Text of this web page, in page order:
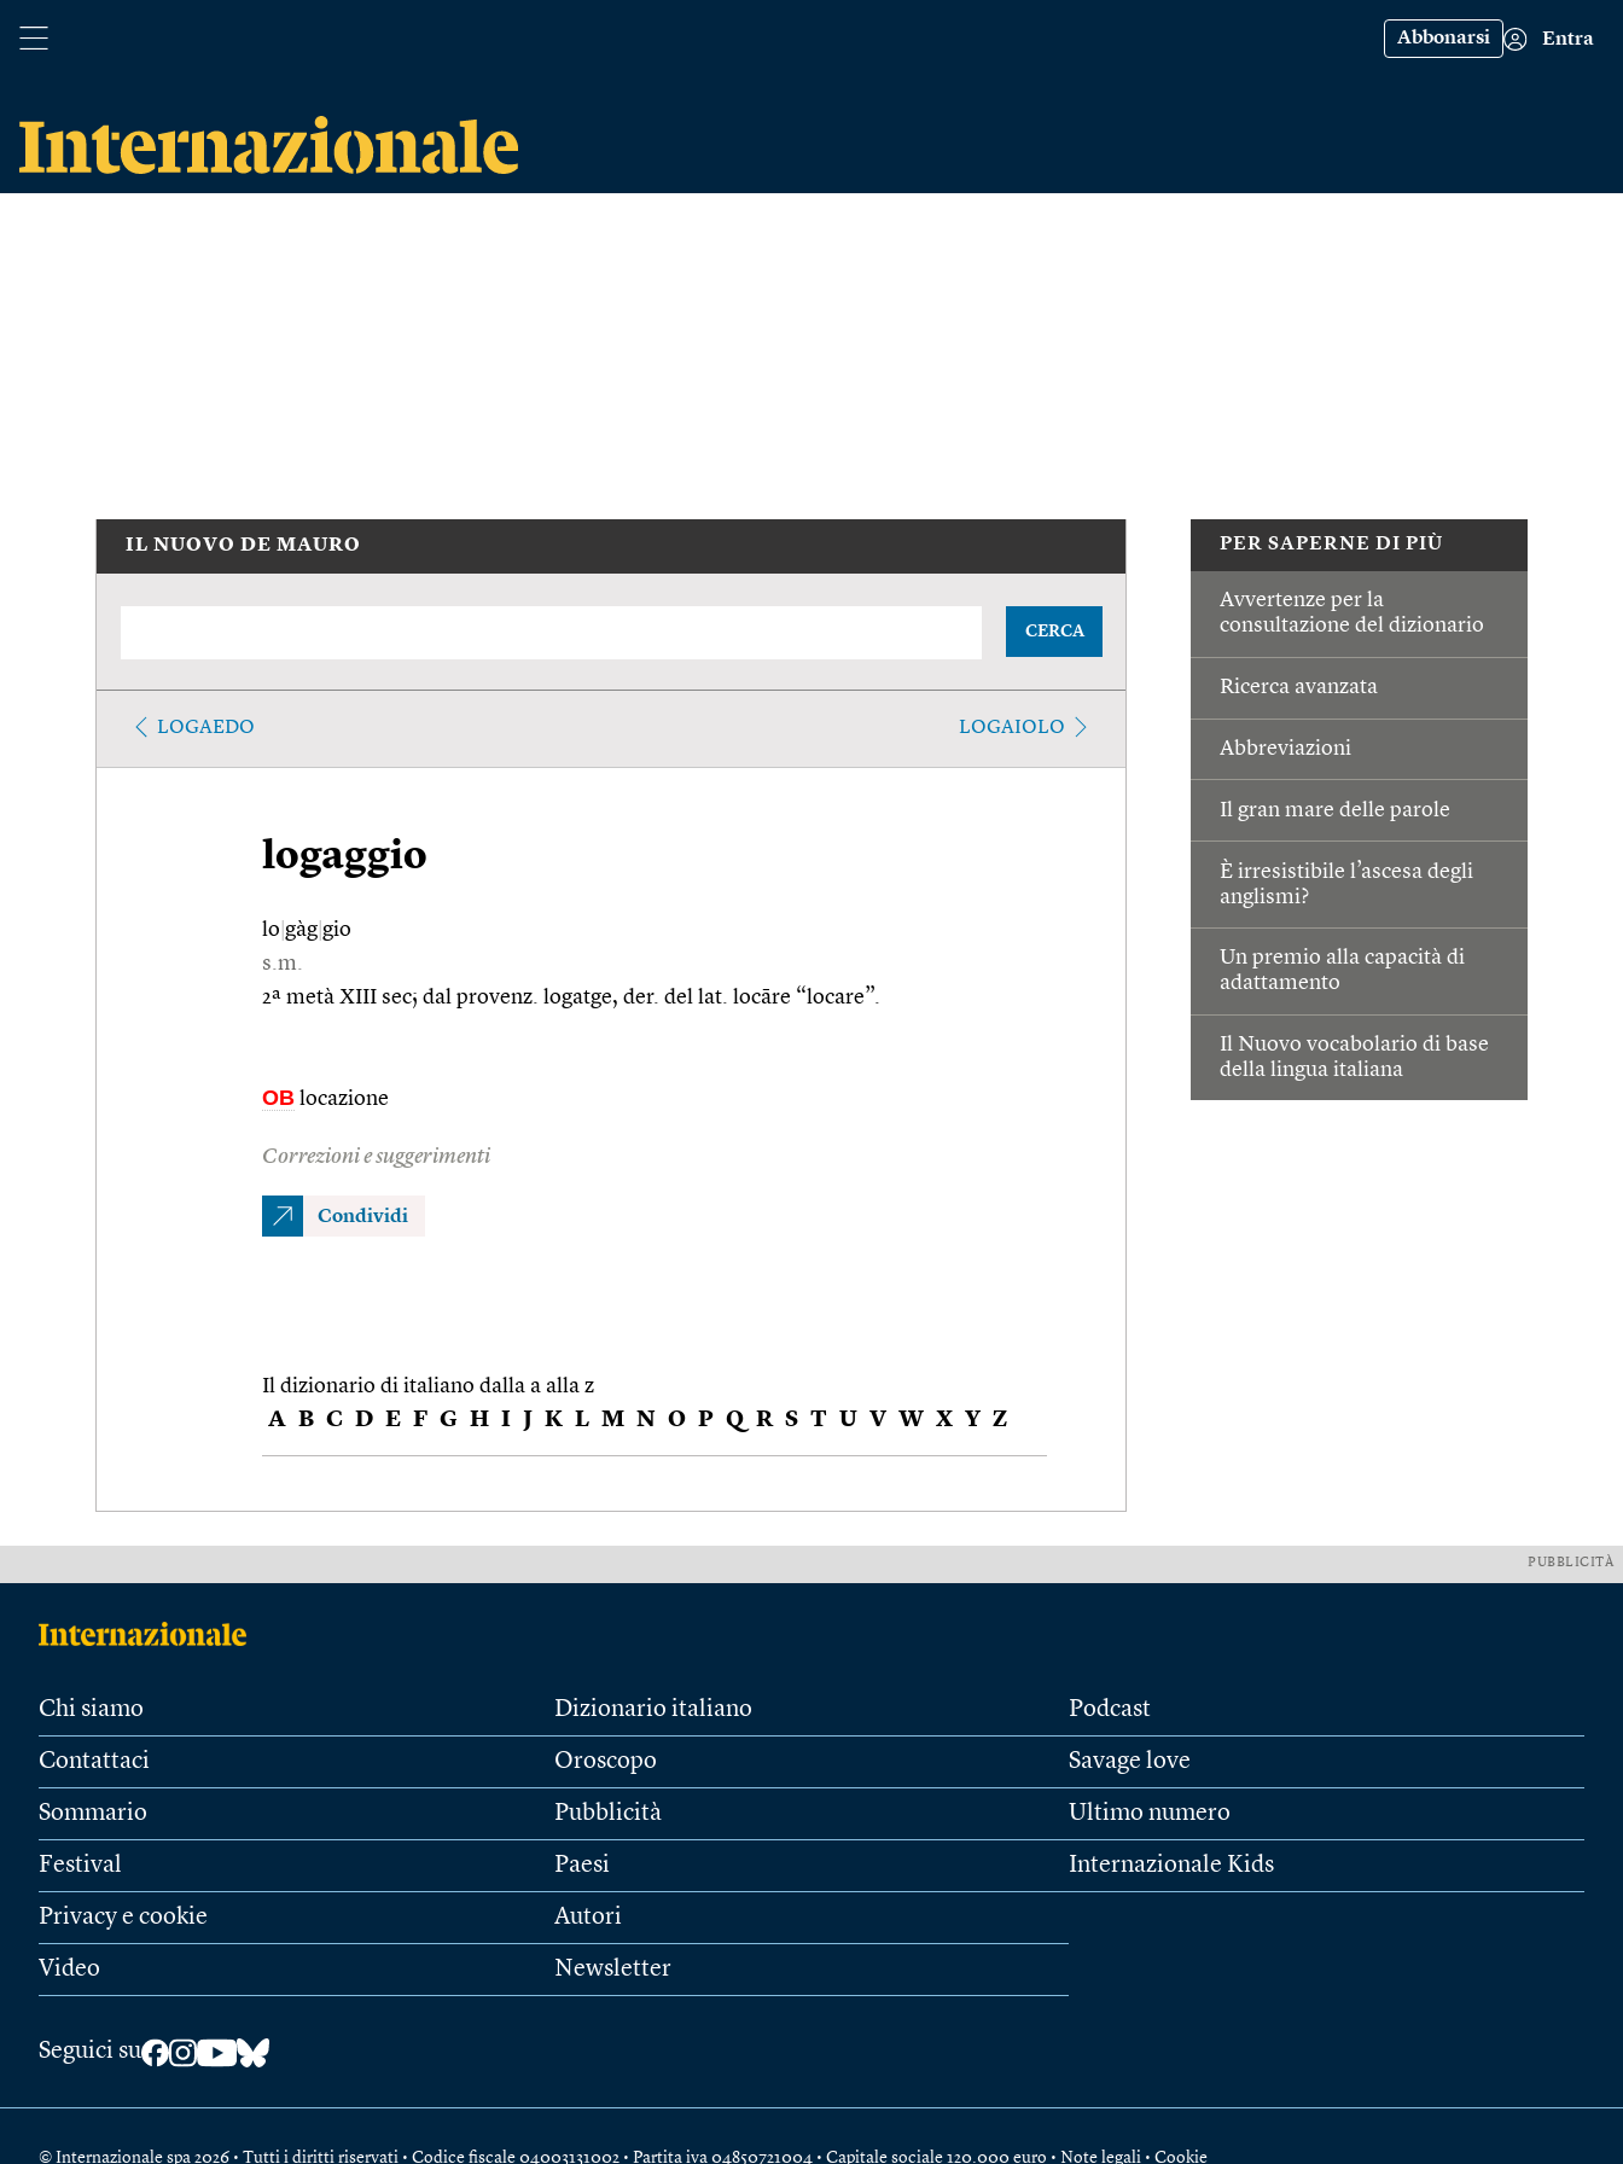
Abbonarsi Entra
PER SAPERNE DI PIÙ
Avvertenze per la
consultazione del dizionario
Ricerca avanzata
Abbreviazioni
Il gran mare delle parole
È irresistibile l’ascesa degli
anglismi?
Un premio alla capacità di
adattamento
Il Nuovo vocabolario di base
della lingua italiana
IL NUOVO DE MAURO
CERCA
LOGAEDO LOGAIOLO
logaggio
lo gàg gio
s.m.
2ª metà XIII sec; dal provenz. logatge, der. del lat. locāre “locare”.
OB locazione
Correzioni e suggerimenti
Condividi
Il dizionario di italiano dalla a alla z
A B C D E F G H I J K L M N O P Q R S T U V W X Y Z
PUBBLICITÀ
Chi siamo
Contattaci
Sommario
Festival
Privacy e cookie
Video
Dizionario italiano
Oroscopo
Pubblicità
Paesi
Autori
Newsletter
Podcast
Savage love
Ultimo numero
Internazionale Kids
Seguici su
© Internazionale spa 2026 • Tutti i diritti riservati • Codice fiscale 04003131002 • Partita iva 04850721004 • Capitale sociale 120.000 euro • Note legali • Cookie